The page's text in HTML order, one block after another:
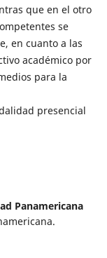
que en el otro
se
en cuanto a las
académico por
para la
presencial
Panamericana